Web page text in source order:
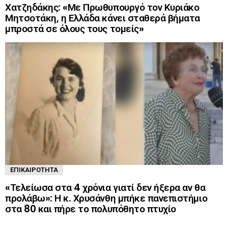
Χατζηδάκης: «Με Πρωθυπουργό τον Κυριάκο
Μητσοτάκη, η Ελλάδα κάνει σταθερά βήματα
μπροστά σε όλους τους τομείς»
ΕΠΙΚΑΙΡΌΤΗΤΑ
«Τελείωσα στα 4 χρόνια γιατί δεν ήξερα αν θα
προλάβω»: Η κ. Χρυσάνθη μπήκε πανεπιστήμιο
στα 80 και πήρε το πολυπόθητο πτυχίο